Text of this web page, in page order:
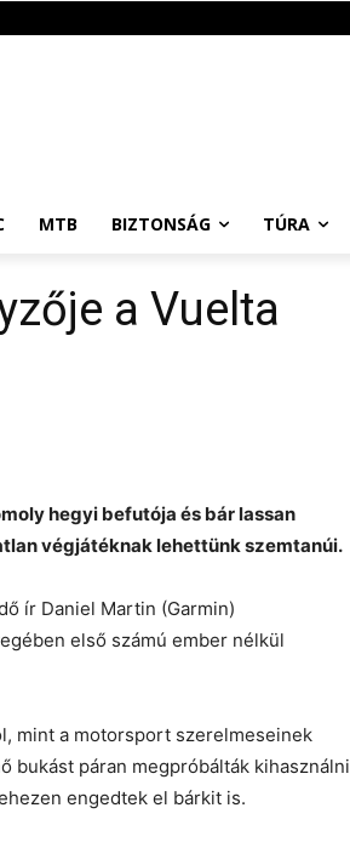
MTB BIZTONSÁG TÚRA
a Vuelta
hegyi befutója és bár lassan
végjátéknak lehettünk szemtanúi.
ír Daniel Martin (Garmin)
első számú ember nélkül
mint a motorsport szerelmeseinek
bukást páran megpróbálták kihasználni
engedtek el bárkit is.